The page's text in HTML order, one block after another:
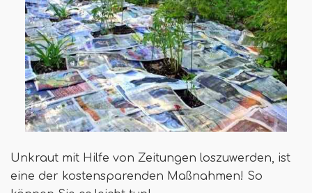
Unkraut mit Hilfe von Zeitungen loszuwerden, ist
eine der kostensparenden Maßnahmen! So